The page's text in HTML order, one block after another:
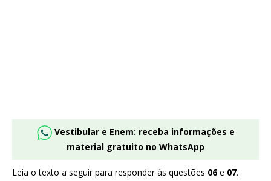
Vestibular e Enem: receba informações e
material gratuito no WhatsApp
Leia o texto a seguir para responder às questões 06e 07.